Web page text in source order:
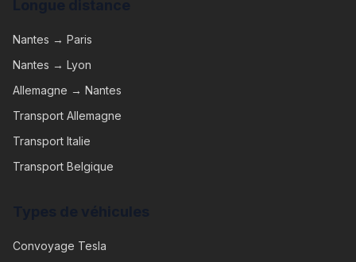
Nantes → Paris
Nantes → Lyon
Allemagne → Nantes
Transport Allemagne
Transport Italie
Transport Belgique
Convoyage Tesla